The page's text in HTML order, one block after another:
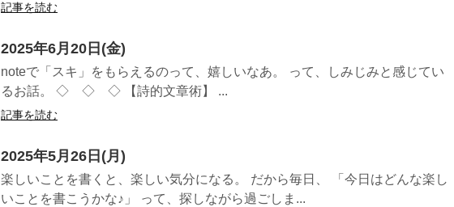
記事を読む
2025年6月20日(金)
noteで「スキ」をもらえるのって、嬉しいなあ。 って、しみじみと感じてい
るお話。 ◇ ◇ ◇ 【詩的文章術】 ...
記事を読む
2025年5月26日(月)
楽しいことを書くと、楽しい気分になる。 だから毎日、 「今日はどんな楽し
いことを書こうかな♪」 って、探しながら過ごしま...